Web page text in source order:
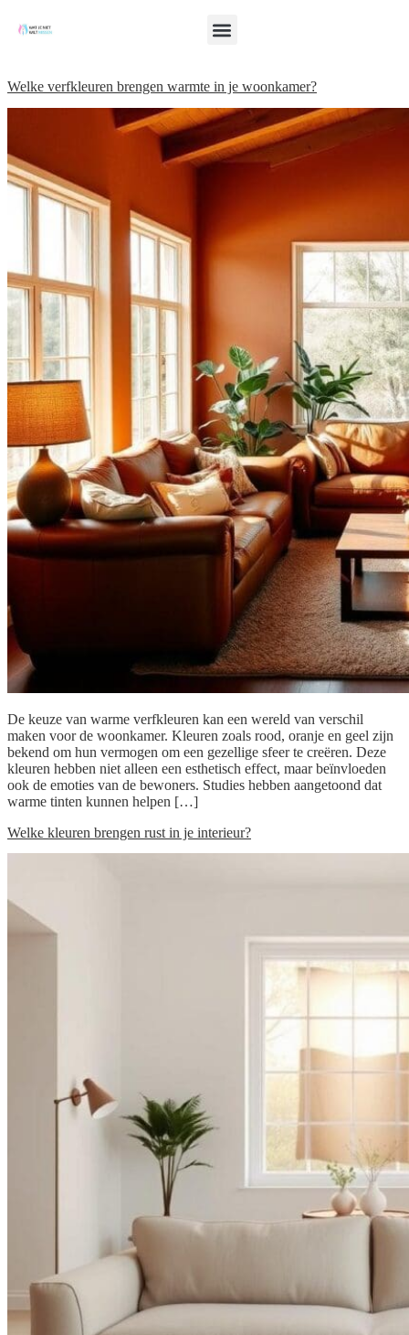
Welke verfkleuren brengen warmte in je woonkamer?
De keuze van warme verfkleuren kan een wereld van verschil
maken voor de woonkamer. Kleuren zoals rood, oranje en geel zijn
bekend om hun vermogen om een gezellige sfeer te creëren. Deze
kleuren hebben niet alleen een esthetisch effect, maar beïnvloeden
ook de emoties van de bewoners. Studies hebben aangetoond dat
warme tinten kunnen helpen […]
Welke kleuren brengen rust in je interieur?